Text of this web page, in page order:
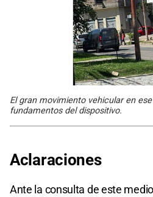
El gran movimiento vehicular en
fundamentos del dispositivo.
Aclaraciones
Ante la consulta de este